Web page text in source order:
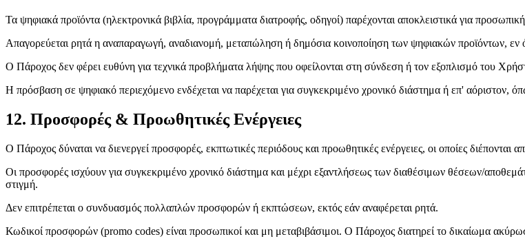
Τα ψηφιακά προϊόντα (ηλεκτρονικά βιβλία, προγράμματα διατροφής, οδηγοί) παρέχονται αποκλειστικά για
Απαγορεύεται ρητά η αναπαραγωγή, αναδιανομή, μεταπώληση ή δημόσια κοινοποίηση των ψηφιακών προϊόντων, εν
Ο Πάροχος δεν φέρει ευθύνη για τεχνικά προβλήματα λήψης που οφείλονται στη σύνδεση ή τον εξοπλισμό του
Η πρόσβαση σε ψηφιακό περιεχόμενο ενδέχεται να παρέχεται για συγκεκριμένο χρονικό διάστημα ή επ' αόριστον,
12. Προσφορές & Προωθητικές Ενέργειες
Ο Πάροχος δύναται να διενεργεί προσφορές, εκπτωτικές περιόδους και προωθητικές ενέργειες, οι οποίες
Οι προσφορές ισχύουν για συγκεκριμένο χρονικό διάστημα και μέχρι εξαντλήσεως των διαθέσιμων θέσεων/
στιγμή.
Δεν επιτρέπεται ο συνδυασμός πολλαπλών προσφορών ή εκπτώσεων, εκτός εάν αναφέρεται ρητά.
Κωδικοί προσφορών (promo codes) είναι προσωπικοί και μη μεταβιβάσιμοι. Ο Πάροχος διατηρεί το δικαίωμα